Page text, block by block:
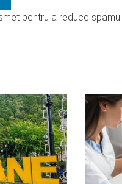
pentru a reduce